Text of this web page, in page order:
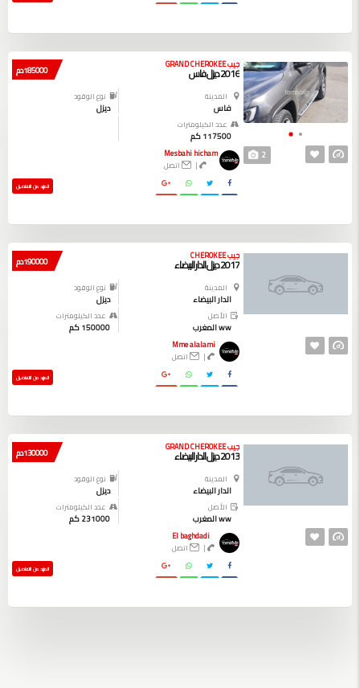
2
185000 دم جيب GRAND CHEROKEE
2016 ديزل فاس
المدينة
فاس
نوع الوقود
ديزل
عدد الكيلومترات
117500 كم
Mesbahi hicham
|
اتصل
المزيد من التفاصيل
190000 دم جيب CHEROKEE
2017 ديزل الدار البيضاء
المدينة
الدار البيضاء
نوع الوقود
ديزل
الأصل
ww المغرب
عدد الكيلومترات
150000 كم
Mme alalami
|
اتصل
المزيد من التفاصيل
130000 دم جيب GRAND CHEROKEE
2013 ديزل الدار البيضاء
المدينة
الدار البيضاء
نوع الوقود
ديزل
الأصل
ww المغرب
عدد الكيلومترات
231000 كم
El baghdadi
|
اتصل
المزيد من التفاصيل